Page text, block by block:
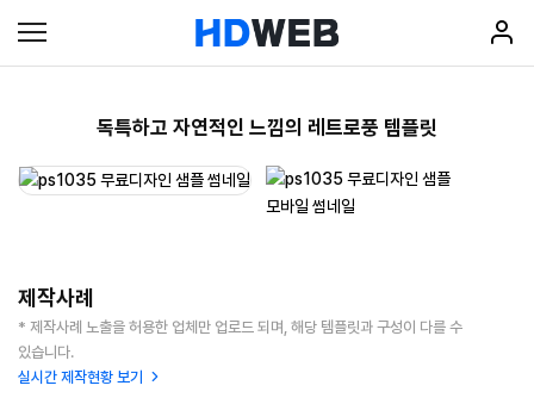
독특하고 자연적인 느낌의 레트로풍 템플릿
제작사례
* 제작사례 노출을 허용한 업체만 업로드 되며, 해당 템플릿과 구성이 다를 수
있습니다.
실시간 제작현황 보기